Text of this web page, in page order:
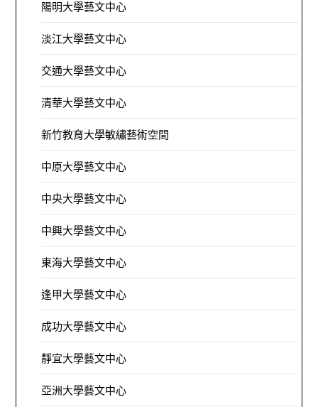
陽明大學藝文中心
淡江大學藝文中心
交通大學藝文中心
清華大學藝文中心
新竹教育大學敏繡藝術空間
中原大學藝文中心
中央大學藝文中心
中興大學藝文中心
東海大學藝文中心
逢甲大學藝文中心
成功大學藝文中心
靜宜大學藝文中心
亞洲大學藝文中心